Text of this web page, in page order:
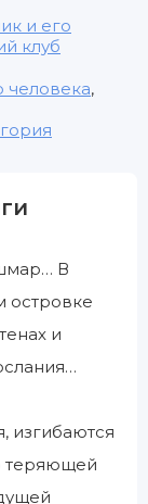
и его
клуб
человека,
В
островке
и
изгибаются
теряющей